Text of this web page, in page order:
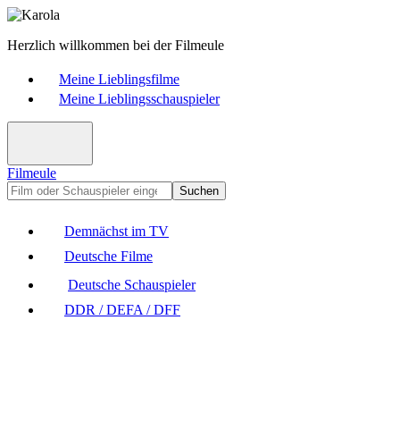
Herzlich willkommen bei der Filmeule
Meine Lieblingsfilme
Meine Lieblingsschauspieler
Filmeule
Suchen
Demnächst im TV
Deutsche Filme
Deutsche Schauspieler
DDR / DEFA / DFF